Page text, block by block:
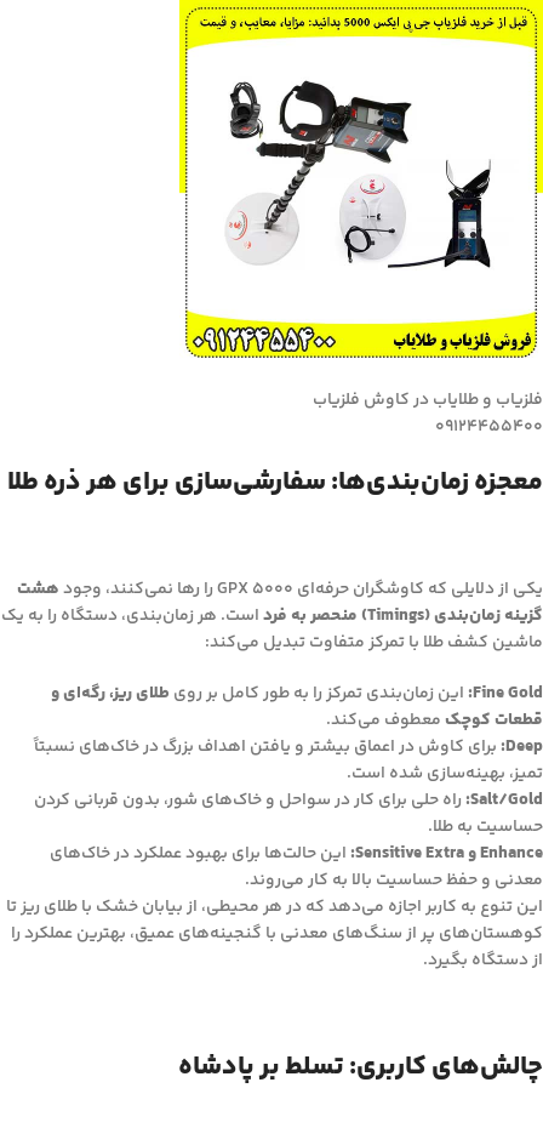
فلزیاب و طلایاب در کاوش فلزیاب
09124455400
معجزه زمان‌بندی‌ها: سفارشی‌سازی برای هر ذره طلا
یکی از دلایلی که کاوشگران حرفه‌ای GPX 5000 را رها نمی‌کنند، وجود
هشت
گزینه زمان‌بندی (Timings) منحصر به فرد
است. هر زمان‌بندی، دستگاه را به یک
ماشین کشف طلا با تمرکز متفاوت تبدیل می‌کند:
Fine Gold: این زمان‌بندی تمرکز را به طور کامل بر روی طلای ریز، رگه‌ای و
قطعات کوچکمعطوف می‌کند.
Deep: برای کاوش در اعماق بیشتر و یافتن اهداف بزرگ در خاک‌های نسبتاً
تمیز، بهینه‌سازی شده است.
Salt/Gold: راه حلی برای کار در سواحل و خاک‌های شور، بدون قربانی کردن
حساسیت به طلا.
Enhance و Sensitive Extra:
این حالت‌ها برای بهبود عملکرد در خاک‌های
معدنی و حفظ حساسیت بالا به کار می‌روند.
این تنوع به کاربر اجازه می‌دهد که در هر محیطی، از بیابان خشک با طلای ریز تا
کوهستان‌های پر از سنگ‌های معدنی با گنجینه‌های عمیق، بهترین عملکرد را
از دستگاه بگیرد.
چالش‌های کاربری: تسلط بر پادشاه